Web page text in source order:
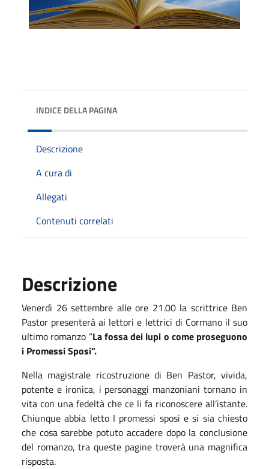
INDICE DELLA PAGINA
Descrizione
A cura di
Allegati
Contenuti correlati
Descrizione
Venerdì 26 settembre alle ore 21.00 la scrittrice Ben
Pastor presenterà ai lettori e lettrici di Cormano il suo
ultimo romanzo “La fossa dei lupi o come proseguono
i Promessi Sposi”.
Nella magistrale ricostruzione di Ben Pastor, vivida,
potente e ironica, i personaggi manzoniani tornano in
vita con una fedeltà che ce li fa riconoscere all’istante.
Chiunque abbia letto I promessi sposi e si sia chiesto
che cosa sarebbe potuto accadere dopo la conclusione
del romanzo, tra queste pagine troverà una magnifica
risposta.